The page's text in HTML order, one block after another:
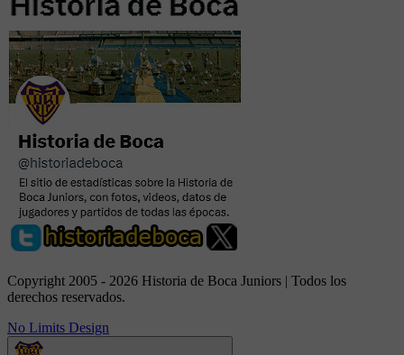
Copyright 2005 - 2026 Historia de Boca Juniors | Todos los
derechos reservados.
No Limits Design